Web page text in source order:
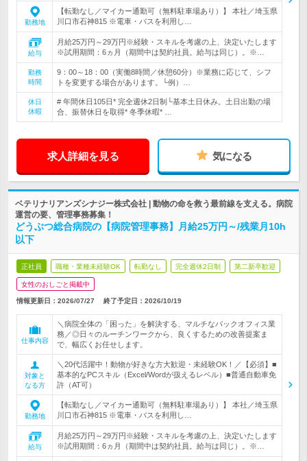
勤務地
【転勤なし／マイカー通勤可（無料駐車場あり）】 本社／埼玉県
川口市石神815 ※電車・バスを利用し…
給与
月給25万円～29万円※経験・スキルを考慮の上、決定いたします
※試用期間：6ヵ月（期間中は契約社員。給与は同じ）。※…
勤務
時間
9：00～18：00（実働8時間／休憩60分）※業務に応じて、シフ
トを変更する場合があります。└例）…
休日
休暇
# 年間休日105日* 完全週休2日制└基本土日休み。土日出勤の場
合、振替休日を取得* 冬季休暇* …
求人詳細を見る 気になる
ベテリナリアンズシナジー株式会社 | 動物の命を救う最前線を支える。病院
運営の要、管理事務募集！
どうぶつ総合病院の【病院管理事務】月給25万円～/残業月10h
以下
正社員 職種・業種未経験OK 転勤なし 完全週休2日制 第二新卒歓迎
女性のおしごと掲載中
情報更新日：2026/07/27 終了予定日： 2026/10/19
仕事内容
＼病院全体の「困った」を解決する、マルチなバックオフィス業
務／◎日々のルーチンワークから、良くするための改善提案ま
で、幅広くお任せします。
対象と
なる方
＼20代活躍中！動物が好きな方大歓迎・未経験OK！／【必須】■
基本的なPCスキル（Excel/Wordが扱えるレベル）■普通自動車免
許（AT可）
勤務地
【転勤なし／マイカー通勤可（無料駐車場あり）】 本社／埼玉県
川口市石神815 ※電車・バスを利用し…
給与
月給25万円～29万円※経験・スキルを考慮の上、決定いたします
※試用期間：6ヵ月（期間中は契約社員。給与は同じ）。※…